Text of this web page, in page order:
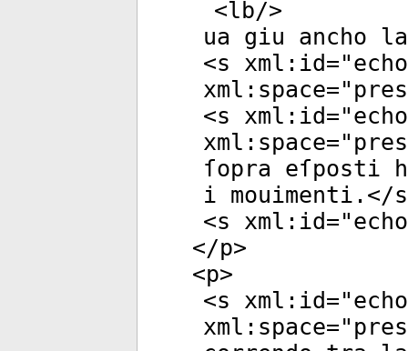
<lb/>
ua giu ancho
<s xml:id="
xml:space="
<s xml:id="
xml:space="
ſopra eſposti
i mouimenti.</s
<s xml:id="
</p>
<p>
<s xml:id="
xml:space="